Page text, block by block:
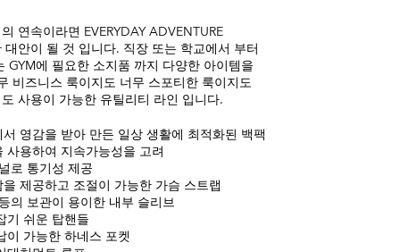
연속이라면 EVERYDAY ADVENTURE
대안이 될 것 입니다. 직장 또는 학교에서 부터
GYM에 필요한 소지품 까지 다양한 아이템을
비즈니스 룩이지도 너무 스포티한 룩이지도
사용이 가능한 유틸리티 라인 입니다.
영감을 받아 만든 일상 생활에 최적화된 백팩
사용하여 지속가능성을 고려
로 통기성 제공
제공하고 조절이 가능한 가슴 스트랩
의 보관이 용이한 내부 슬리브
기 쉬운 탑핸들
이 가능한 하네스 포켓